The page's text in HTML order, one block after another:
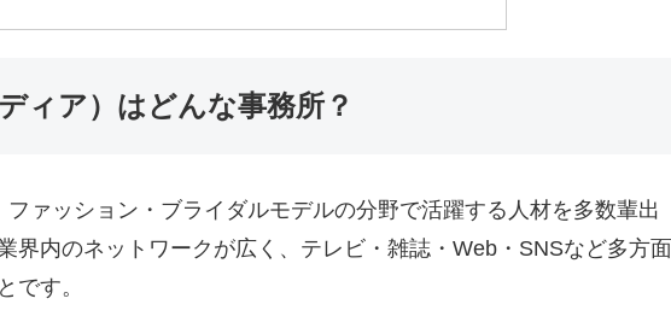
ィア）はどんな事務所？
ァッション・ブライダルモデルの分野で活躍する人材を多数輩出
界内のネットワークが広く、テレビ・雑誌・Web・SNSなど多方面
です。